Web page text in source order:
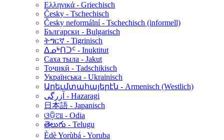
Ελληνικά - Griechisch
Česky - Tschechisch
Česky neformální - Tschechisch (informell)
Български - Bulgarisch
ትግርኛ - Tigrinisch
ᐃᓄᒃᑎᑐᑦ - Inuktitut
Саха тыла - Jakut
Тоҷикӣ - Tadschikisch
Українська - Ukrainisch
Արեւմտահայերէն - Armenisch (Westlich)
آزرگی - Hazaragi
日本語 - Japanisch
ଓଡ଼ିଆ - Odia
తెలుగు - Telugu
Èdè Yorùbá - Yoruba